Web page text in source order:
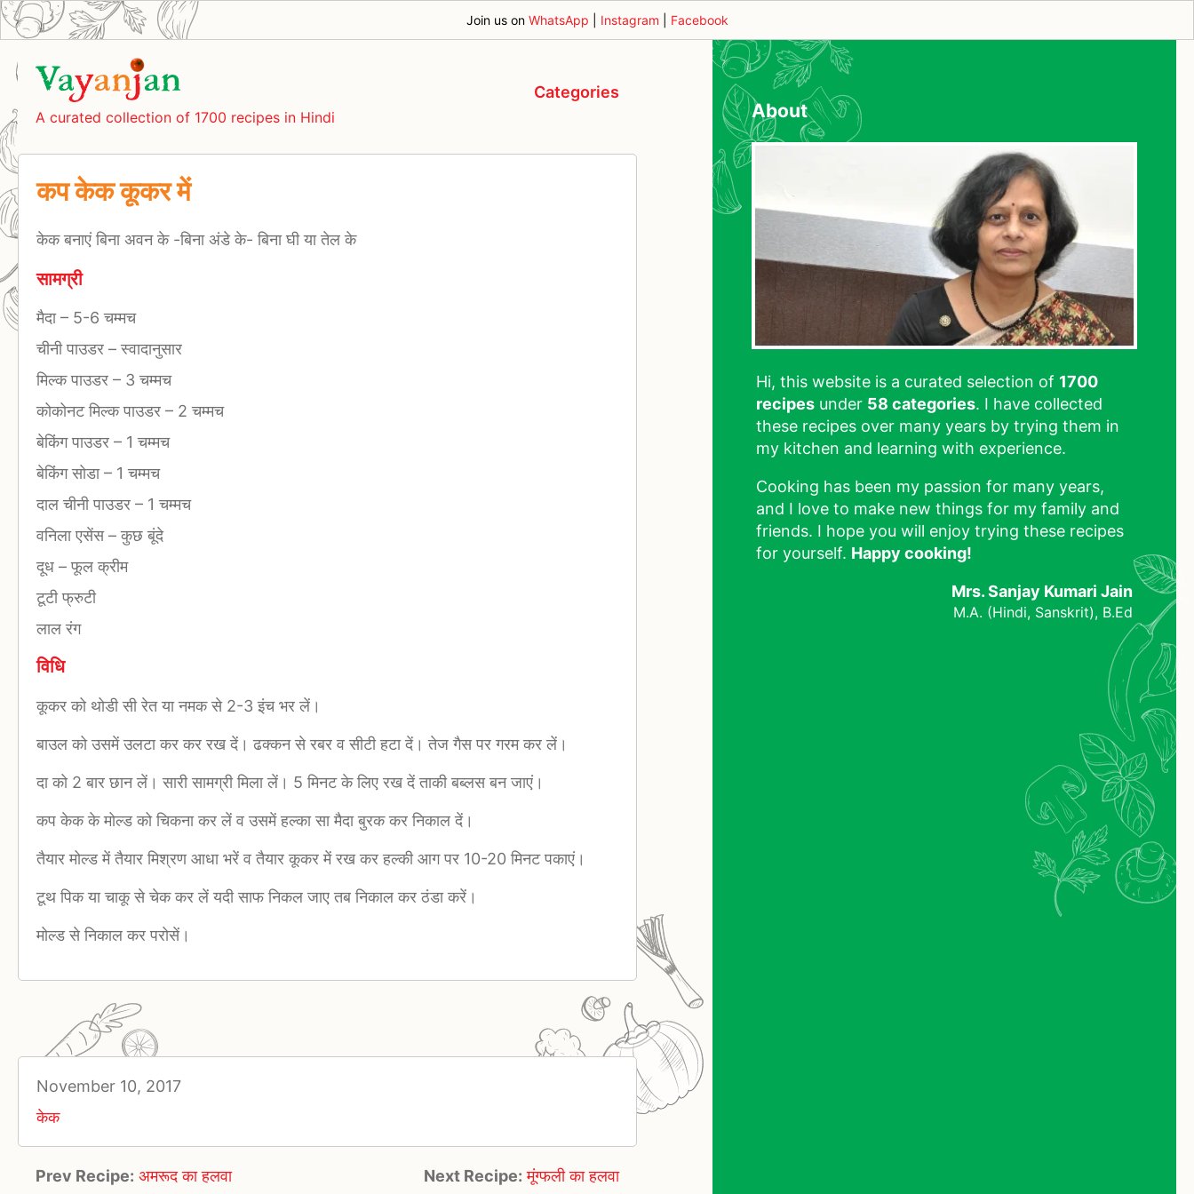
Join us on WhatsApp Instagram Facebook
A curated collection of 1700 recipes in Hindi
Categories
कप केक कूकर में
केक बनाएं बिना अवन के -बिना अंडे के‌- बिना घी या तेल के
सामग्री
मैदा– 5-6 चम्मच
चीनी पाउडर –स्वादानुसार
मिल्क पाउडर – 3 चम्मच
कोकोनट मिल्क पाउडर – 2 चम्मच
बेकिंग पाउडर – 1 चम्मच
बेकिंग सोडा– 1 चम्मच
दाल चीनी पाउडर – 1 चम्मच
वनिला एसेंस–कुछ बूंदे
दूध –फूल क्रीम
टूटी फ्रुटी
लाल रंग
विधि
कूकर को थोडी सी रेत या नमक से 2-3 इंच भर लें।
बाउल को उसमें उलटा कर कर रख दें। ढक्कन से रबर व सीटी हटा दें। तेज गैस पर गरम कर लें।
दा को 2 बार छान लें। सारी सामग्री मिला लें। 5 मिनट के लिए रख दें ताकी बब्लस बन जाएं।
कप केक के मोल्ड को चिकना कर लें व उसमें हल्का सा मैदा बुरक कर निकाल दें।
तैयार मोल्ड में तैयार मिश्रण आधा भरें व तैयार कूकर में रख कर हल्की आग पर 10-20 मिनट पकाएं।
टूथ पिक या चाकू से चेक कर लें यदी साफ निकल जाए तब निकाल कर ठंडा करें।
मोल्ड से निकाल कर परोसें।
November 10, 2017
केक
Prev Recipe: अमरूद का हलवा Next Recipe: मूंग्फली का हलवा
About
Hi, this website is a curated selection of 1700
recipes under 58 categories. I have collected
these recipes over many years by trying them in
my kitchen and learning with experience.
Cooking has been my passion for many years,
and I love to make new things for my family and
friends. I hope you will enjoy trying these recipes
for yourself. Happy cooking!
Mrs. Sanjay Kumari Jain
M.A. (Hindi, Sanskrit), B.Ed